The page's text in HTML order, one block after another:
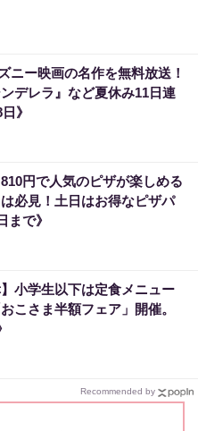
ニー映画の名作を無料放送！
ンデレラ』など夏休み11日連
》
810円で人気のピザが楽しめる
は必見！土日はお得なピザパ
まで》
】小学生以下は定食メニュー
こさま半額フェア」開催。
Recommended by